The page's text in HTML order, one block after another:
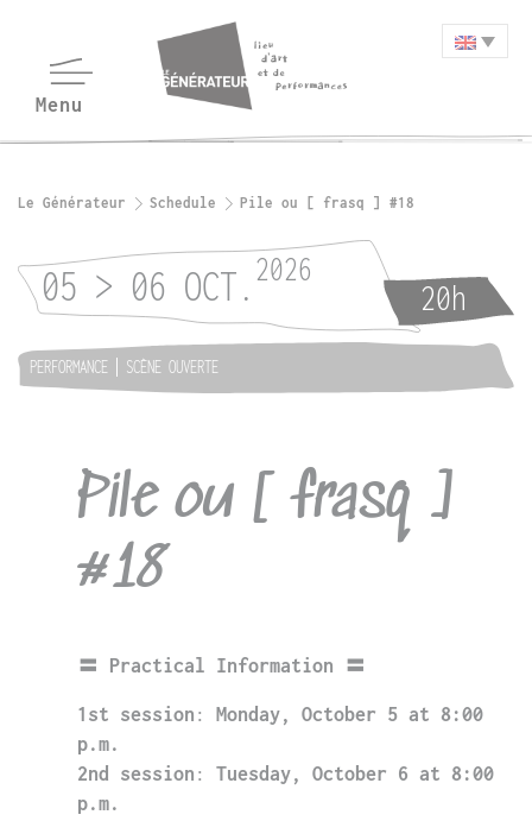
Le Générateur Schedule Pile ou [ frasq ] #18
05 > 06 OCT. 2026
20h
PERFORMANCE SCÈNE OUVERTE
Pile ou [ frasq ]
#18
〓 Practical Information 〓
1st session : Monday, October 5 at 8:00
p.m.
2nd session : Tuesday, October 6 at 8:00
p.m.